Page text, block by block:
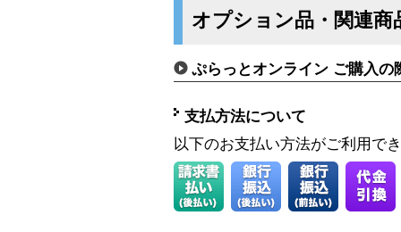
オプション品・関連商
ぷらっとオンライン ご購入の
支払方法について
以下のお支払い方法がご利用で